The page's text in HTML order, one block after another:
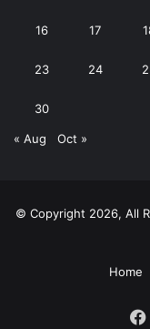
16 17
23 24
30
« Aug Oct »
© Copyright 2026, All
Home